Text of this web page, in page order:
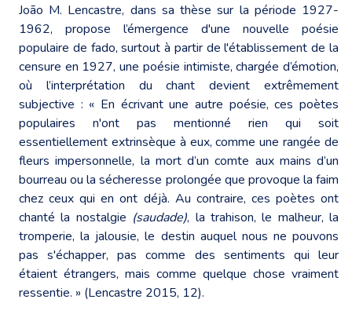
João M. Lencastre, dans sa thèse sur la période 1927-
1962, propose l’émergence d'une nouvelle poésie
populaire de fado, surtout à partir de l'établissement de la
censure en 1927, une poésie intimiste, chargée d’émotion,
où l’interprétation du chant devient extrêmement
subjective : « En écrivant une autre poésie, ces poètes
populaires n'ont pas mentionné rien qui soit
essentiellement extrinsèque à eux, comme une rangée de
fleurs impersonnelle, la mort d’un comte aux mains d’un
bourreau ou la sécheresse prolongée que provoque la faim
chez ceux qui en ont déjà. Au contraire, ces poètes ont
chanté la nostalgie (saudade), la trahison, le malheur, la
tromperie, la jalousie, le destin auquel nous ne pouvons
pas s'échapper, pas comme des sentiments qui leur
étaient étrangers, mais comme quelque chose vraiment
ressentie. » (Lencastre 2015, 12).